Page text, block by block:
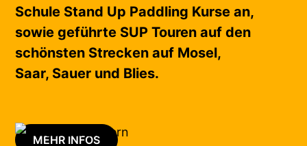
Schule Stand Up Paddling Kurse an,
sowie geführte SUP Touren auf den
schönsten Strecken auf Mosel,
Saar, Sauer und Blies.
MEHR INFOS